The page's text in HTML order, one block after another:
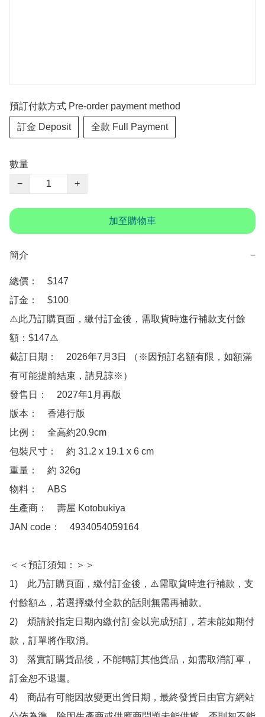
預訂付款方式 Pre-order payment method
訂金 Deposit 全款 Full Payment
數量
−
+
加至購物車
簡介 −
總價：　$147
訂金：　$100
⚠️此乃訂購頁面，繳付訂金後，需取貨時進行補款支付餘
額：$147⚠️
截訂日期：　2026年7月3日 （※因預訂名額有限，如額滿
有可能提前結束，請見諒※）
發售日：　2027年1月再版
版本：　香港行版
比例：　全高約20.9cm
包裝尺寸：　約 31.2 x 19.1 x 6 cm
重量：　約 326g
物料：　ABS
生產商：　壽屋 Kotobukiya
JAN code：　4934054059164
＜＜預訂須知：＞＞
1)　此乃訂購頁面，繳付訂金後，⚠️需取貨時進行補款，支
付餘額⚠️，若選擇繳付全款的話則無需再補款。
2)　煩請於指定日期內繳付訂金以完成預訂，若未能如期付
款，訂單將作取消。
3)　落實訂購貨品後，不能轉訂其他貨品，如需取消訂單，
訂金恕不退還。
4)　商品有可能因故變更出貨日期，最終發貨日由官方網站